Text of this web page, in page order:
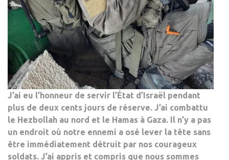
J’ai eu l’honneur de servir l’État d’Israël pendant
plus de deux cents jours de réserve. J’ai combattu
le Hezbollah au nord et le Hamas à Gaza. Il n’y a pas
un endroit où notre ennemi a osé lever la tête sans
être immédiatement détruit par nos courageux
soldats. J’ai appris et compris que nous sommes